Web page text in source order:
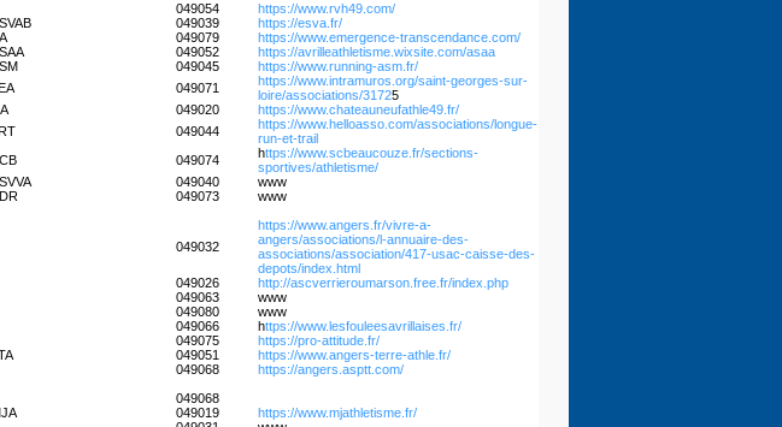
049054
https://www.rvh49.com/
049039
https://esva.fr/
049079
https://www.emergence-transcendance.com/
049052
https://avrilleathletisme.wixsite.com/asaa
049045
https://www.running-asm.fr/
049071
https://www.intramuros.org/saint-georges-sur-
loire/associations/31725
049020
https://www.chateauneufathle49.fr/
049044
https://www.helloasso.com/associations/longue-
run-et-trail
049074 https://www.scbeaucouze.fr/sections-
sportives/athletisme/
049040
www
049073 www
049032
https://www.angers.fr/vivre-a-
angers/associations/l-annuaire-des-
associations/association/417-usac-caisse-des-
depots/index.html
049026
http://ascverrieroumarson.free.fr/index.php
049063
www
049080
www
049066 https://www.lesfouleesavrillaises.fr/
049075
https://pro-attitude.fr/
049051
https://www.angers-terre-athle.fr/
049068
https://angers.asptt.com/
049068
049019
https://www.mjathletisme.fr/